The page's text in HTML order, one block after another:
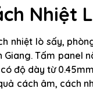
Nhiệt
nhiệt lò sấy,
Giang. Tấm panel
độ dày từ
cách âm, cách